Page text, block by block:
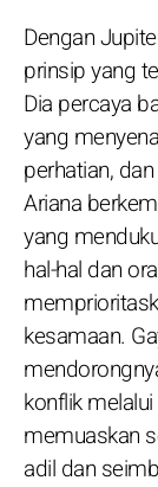
Dengan
prinsip yang
Dia percaya
yang
perhatian,
Ariana
yang
hal-hal dan
kesamaan.
konflik
memuaskan
adil dan